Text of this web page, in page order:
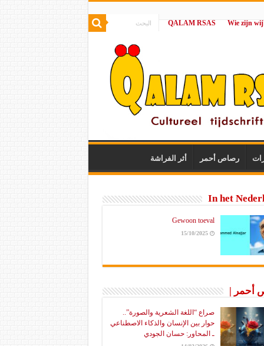
|
QALAM RSAS
رصاص أحمر أثر الفراشة
In het
Gewoon toeval
15/10/2025
أحمر |
صراع “اللغة الشعرية والصورة”..
حوار بين الإنسان والذكاء الاصطناعي
ـ المحاور: حسان الجودي